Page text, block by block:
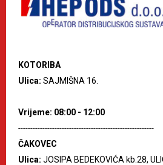
KOTORIBA
Ulica: SAJMIŠNA 16.
Vrijeme: 08:00 - 12:00
--------------------------------------------------------
ČAKOVEC
Ulica: JOSIPA BEDEKOVIĆA kb.28,